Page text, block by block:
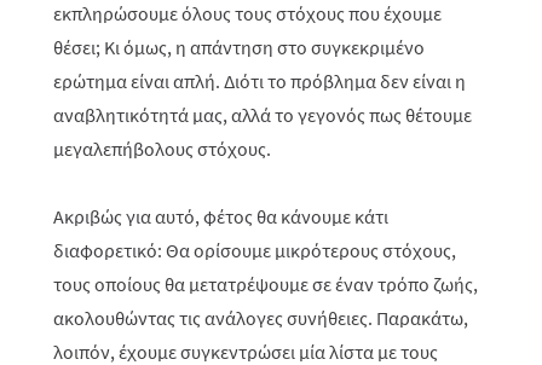
εκπληρώσουμε όλους τους στόχους που έχουμε
θέσει; Κι όμως, η απάντηση στο συγκεκριμένο
ερώτημα είναι απλή. Διότι το πρόβλημα δεν είναι η
αναβλητικότητά μας, αλλά το γεγονός πως θέτουμε
μεγαλεπήβολους στόχους.
Ακριβώς για αυτό, φέτος θα κάνουμε κάτι
διαφορετικό: Θα ορίσουμε μικρότερους στόχους,
τους οποίους θα μετατρέψουμε σε έναν τρόπο ζωής,
ακολουθώντας τις ανάλογες συνήθειες. Παρακάτω,
λοιπόν, έχουμε συγκεντρώσει μία λίστα με τους